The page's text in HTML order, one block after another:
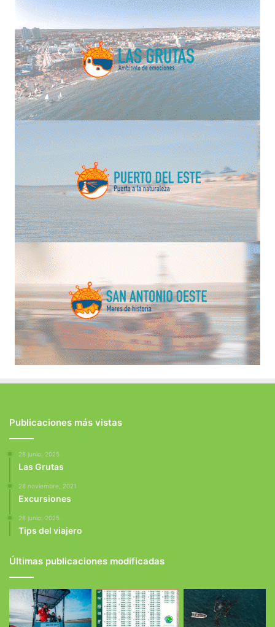
Publicaciones más vistas
28 junio, 2025
Las Grutas
28 noviembre, 2021
Excursiones
28 junio, 2025
Tips del viajero
Últimas publicaciones modificadas